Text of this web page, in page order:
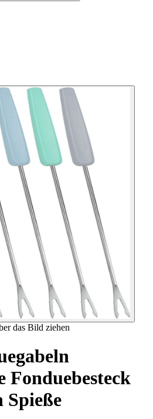
das Bild ziehen
Fonduebesteck
Spieße